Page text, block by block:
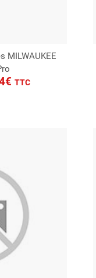
MILWAUKEE
TTC